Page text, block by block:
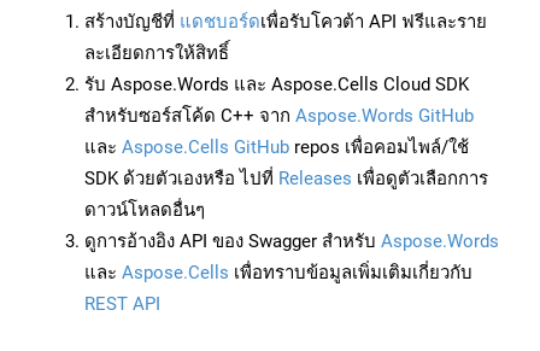
สร้างบัญชีที่ แดชบอร์ดเพื่อรับโควต้า API ฟรีและราย
ละเอียดการให้สิทธิ์
รับ Aspose.Words และ Aspose.Cells Cloud SDK
สำหรับซอร์สโค้ด C++ จาก Aspose.Words GitHub
และ Aspose.Cells GitHub repos เพื่อคอมไพล์/ใช้
SDK ด้วยตัวเองหรือ ไปที่ Releases เพื่อดูตัวเลือกการ
ดาวน์โหลดอื่นๆ
ดูการอ้างอิง API ของ Swagger สำหรับ Aspose.Words
และ Aspose.Cells เพื่อทราบข้อมูลเพิ่มเติมเกี่ยวกับ
REST API